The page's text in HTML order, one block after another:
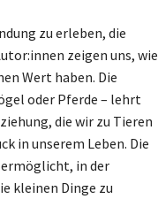
zu erleben, die
zeigen uns, wie
Wert haben. Die
oder Pferde – lehrt
die wir zu Tieren
in unserem Leben. Die
ermöglicht, in der
kleinen Dinge zu